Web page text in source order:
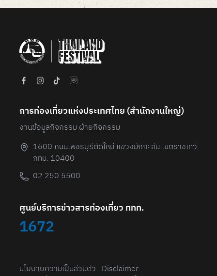
of
การท่องเที่ยวแห่งประเทศไทย (สํานักงานใหญ่)
งานข้อมูลกิจกรรม ฝ่ายกิจกรรม
1600 ถนนเพชรบุรีตัดใหม่ แขวงมักกะสัน เขตราชเทวี
กทม. 10400
02 250 5500
ศูนย์บริการข่าวสารท่องเที่ยว ททท.
1672
นโยบายความเป็นส่วนตัว Disclaimer